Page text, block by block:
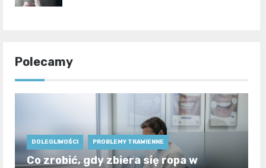
Polecamy
DOLEGLIWOŚCI PROBLEMY TRAWIENNE
Co zrobić, gdy zbiera się ropa w